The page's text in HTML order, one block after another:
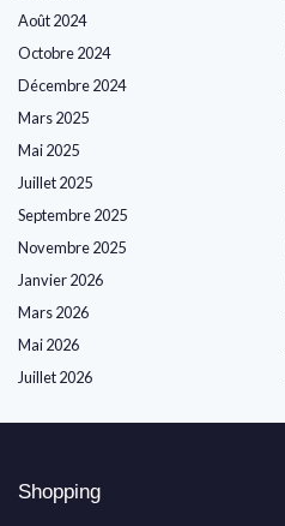
Août 2024
Octobre 2024
Décembre 2024
Mars 2025
Mai 2025
Juillet 2025
Septembre 2025
Novembre 2025
Janvier 2026
Mars 2026
Mai 2026
Juillet 2026
Shopping